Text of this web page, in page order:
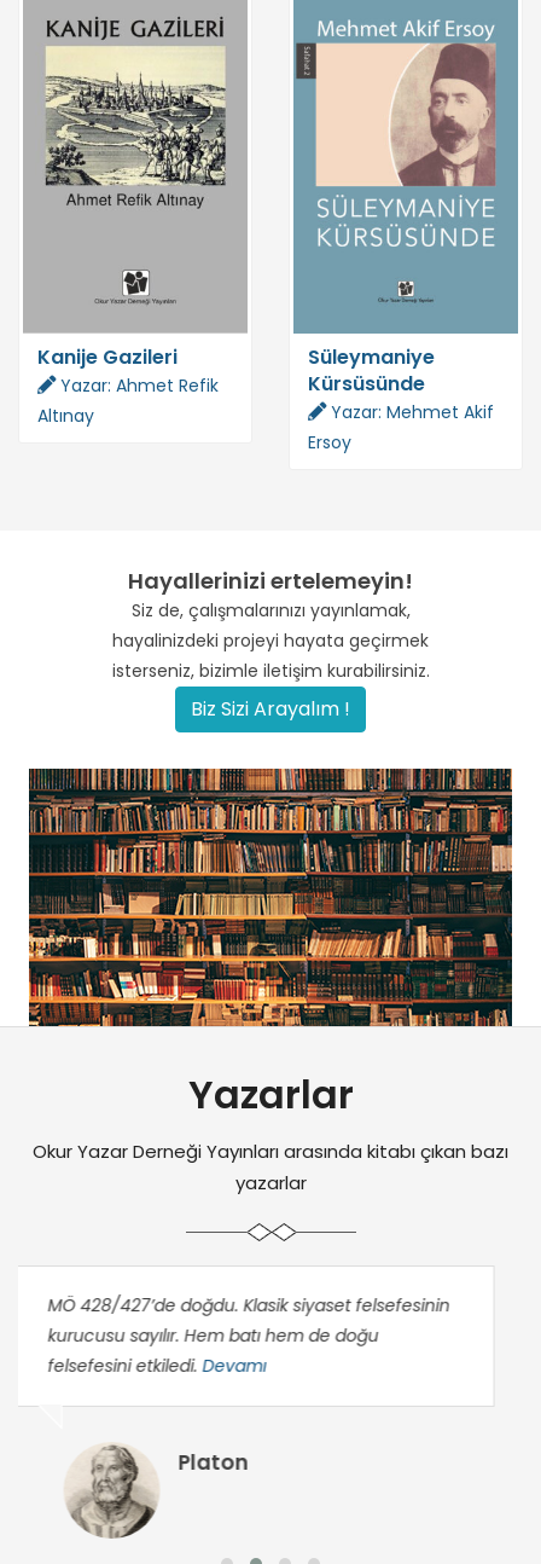
Kanije Gazileri
Yazar: Ahmet Refik
Altınay
Süleymaniye
Kürsüsünde
Yazar: Mehmet Akif
Ersoy
Hayallerinizi ertelemeyin!
Siz de, çalışmalarınızı yayınlamak,
hayalinizdeki projeyi hayata geçirmek
isterseniz, bizimle iletişim kurabilirsiniz.
Biz Sizi Arayalım !
Yazarlar
Okur Yazar Derneği Yayınları arasında kitabı çıkan bazı
yazarlar
Klasik siyaset felsefesinin
batı hem de doğu
Devamı
25 Şubat 1907
Babası Ali